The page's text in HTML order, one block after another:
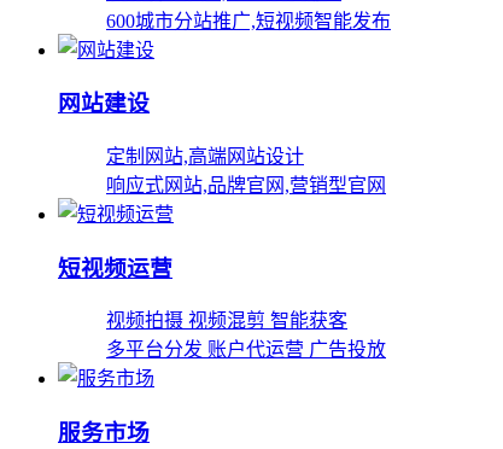
600城市分站推广,短视频智能发布
网站建设
定制网站,高端网站设计
响应式网站,品牌官网,营销型官网
短视频运营
视频拍摄 视频混剪 智能获客
多平台分发 账户代运营 广告投放
服务市场